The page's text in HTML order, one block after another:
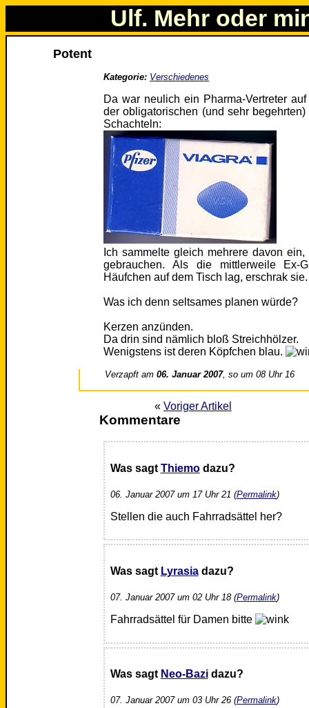
Ulf. Mehr oder
Potent
Kategorie: Verschiedenes
Da war neulich ein Pharma-Vertreter
der obligatorischen (und sehr
Schachteln:
Ich sammelte gleich mehrere davon
gebrauchen. Als die mittlerweile
Häufchen auf dem Tisch lag, erschrak sie.
Was ich denn seltsames planen würde?
Kerzen anzünden.
Da drin sind nämlich bloß Streichhölzer.
Wenigstens ist deren Köpfchen blau.
Verzapft am06. Januar 2007, so um 08 Uhr 16
« Voriger Artikel
Kommentare
Was sagt Thiemodazu?
06. Januar 2007 um 17 Uhr 21 (Permalink)
Stellen die auch Fahrradsättel her?
Was sagt Lyrasiadazu?
07. Januar 2007 um 02 Uhr 18 (Permalink)
Fahrradsättel für Damen bitte
Was sagt Neo-Bazidazu?
07. Januar 2007 um 03 Uhr 26 (Permalink)